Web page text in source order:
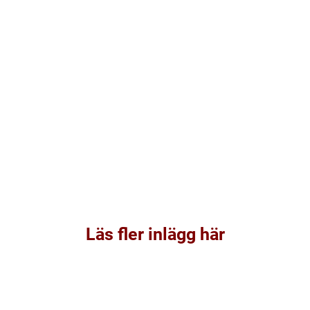
Läs fler inlägg här